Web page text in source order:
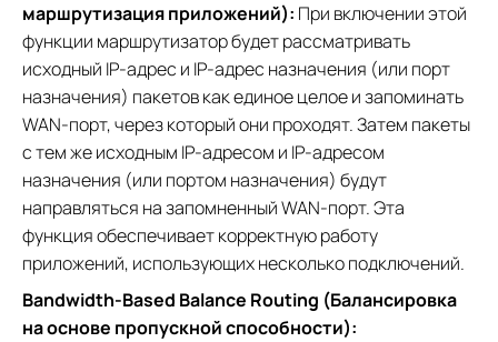
маршрутизация приложений): При включении этой
функции маршрутизатор будет рассматривать
исходный IP-адрес и IP-адрес назначения (или порт
назначения) пакетов как единое целое и запоминать
WAN-порт, через который они проходят. Затем пакеты
с тем же исходным IP-адресом и IP-адресом
назначения (или портом назначения) будут
направляться на запомненный WAN-порт. Эта
функция обеспечивает корректную работу
приложений, использующих несколько подключений.
Bandwidth-Based Balance Routing (Балансировка
на основе пропускной способности):